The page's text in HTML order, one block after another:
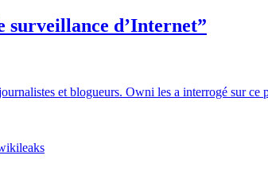
surveillance d’Internet”
et blogueurs. Owni les a interrogé sur